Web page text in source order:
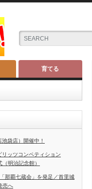
育てる
袋店）開催中！
ッツコンペティション
（明治記念館）
那覇七蔵会」を発足／首里城
売へ